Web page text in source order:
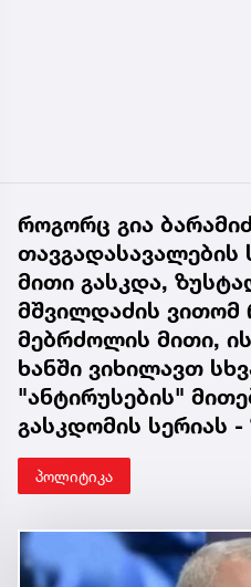
როგორც გია
თავგადასავალების
მითი გასკდა,
მშვილდაძის ვითომ
მებრძოლის მითი,
ხანში ვიხილავთ
"ანტირუსების"
გასკდომის სერიას
პოლიტიკა